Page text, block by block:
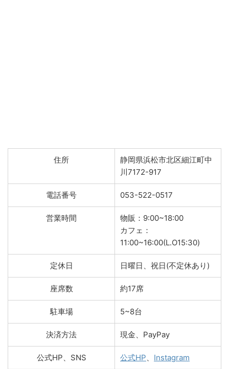
住所
静岡県浜松市北区細江町中
川7172-917
電話番号 053-522-0517
営業時間
物販：9:00~18:00
カフェ：
11:00~16:00(L.O15:30)
定休日 日曜日、祝日(不定休あり)
座席数 約17席
駐車場 5~8台
決済方法 現金、PayPay
公式HP、SNS 公式HP Instagram